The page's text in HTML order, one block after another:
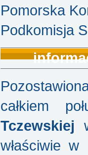
Pomorska
Podkomisja
całkiem
Tczewskiej
właściwie